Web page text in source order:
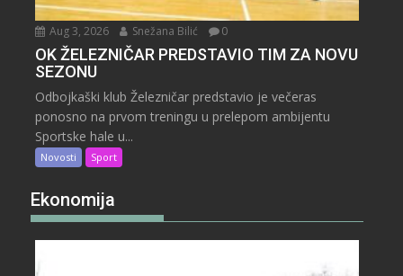
Aug 3, 2026 Snežana Bilić 0
OK ŽELEZNIČAR PREDSTAVIO TIM ZA NOVU
SEZONU
Odbojkaški klub Železničar predstavio je večeras
ponosno na prvom treningu u prelepom ambijentu
Sportske hale u...
Novosti Sport
Ekonomija